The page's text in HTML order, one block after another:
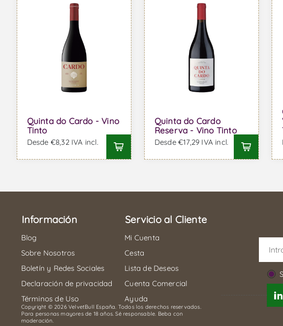
Quinta do Cardo - Vino
Tinto
Desde €8,32 IVA incl.
Quinta do Cardo
Reserva - Vino Tinto
Desde €17,29 IVA incl.
Información
Blog
Sobre Nosotros
Boletín y Redes Sociales
Declaración de privacidad
Términos de Uso
Servicio al Cliente
Mi Cuenta
Cesta
Lista de Deseos
Cuenta Comercial
Ayuda
Copyright © 2026 VelvetBull España. Todos los derechos reservados.
Para personas mayores de 18 años. Sé responsable. Beba con
moderación.